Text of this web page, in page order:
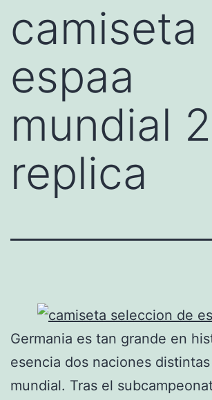
camiseta
espaa
mundial
replica
Germania es tan grande en
esencia dos naciones
mundial. Tras el